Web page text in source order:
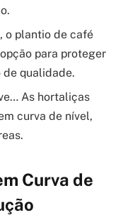
o plantio de café
para proteger
de qualidade.
As hortaliças
curva de nível,
Curva de